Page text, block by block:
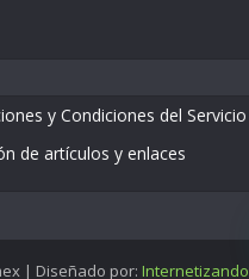
y Condiciones del Servicio
de artículos y enlaces
| Diseñado por: Internetizando